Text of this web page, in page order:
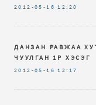
2012-05-16 12:20
ДАНЗАН РАВЖАА
ЧУУЛГАН 1Р ХЭСЭГ
2012-05-16 12:17